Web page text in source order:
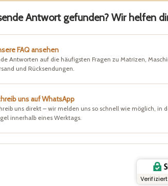
Antwort gefunden? Wir helfen
FAQ ansehen
Antworten auf die häufigsten Fragen zu Matrizen,
und Rücksendungen.
uns auf WhatsApp
uns direkt – wir melden uns so schnell wie möglich, in
innerhalb eines Werktags.